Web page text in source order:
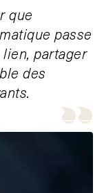
que
passe
lien, partager
des